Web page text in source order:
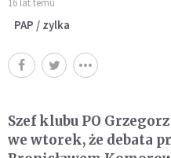
16 lat temu
PAP / zylka
Szef klubu PO
we wtorek, że debata